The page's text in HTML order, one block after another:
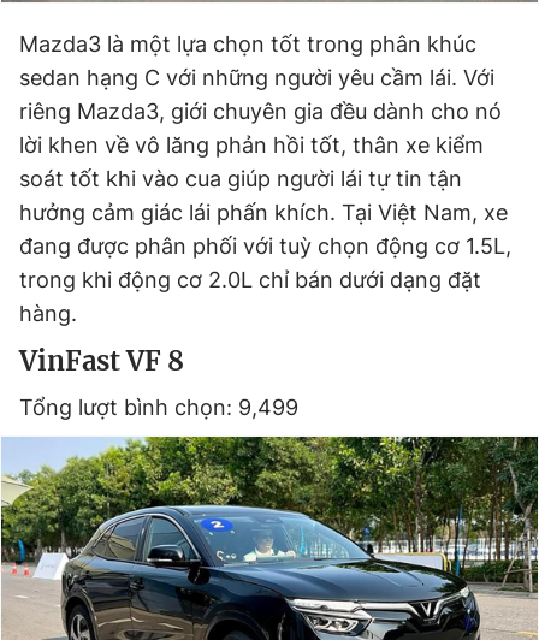
Mazda3 là một lựa chọn tốt trong phân khúc
sedan hạng C với những người yêu cầm lái. Với
riêng Mazda3, giới chuyên gia đều dành cho nó
lời khen về vô lăng phản hồi tốt, thân xe kiểm
soát tốt khi vào cua giúp người lái tự tin tận
hưởng cảm giác lái phấn khích. Tại Việt Nam, xe
đang được phân phối với tuỳ chọn động cơ 1.5L,
trong khi động cơ 2.0L chỉ bán dưới dạng đặt
hàng.
VinFast VF 8
Tổng lượt bình chọn: 9,499